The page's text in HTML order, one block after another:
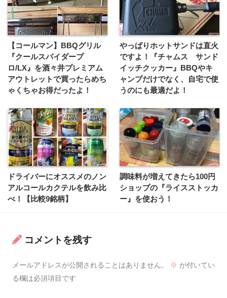
【コールマン】BBQグリル
『クールスパイダープ
ロ/LX』を酒々井プレミアム
アウトレットで買ったらめち
ゃくちゃお得だったよ！
やっぱりホットサンドは直火
ですよ！『チャムス サンド
イッチクッカー』BBQやキ
ャンプだけでなく、自宅で使
うのにも最適だよ！
ドライバーにオススメのノン
アルコールカクテルを飲み比
べ！【比較9銘柄】
調味料が増えてきたら100円
ショップの『ライスストッカ
ー』を使おう！
コメントを残す
メールアドレスが公開されることはありません。 ※ が付いてい
る欄は必須項目です